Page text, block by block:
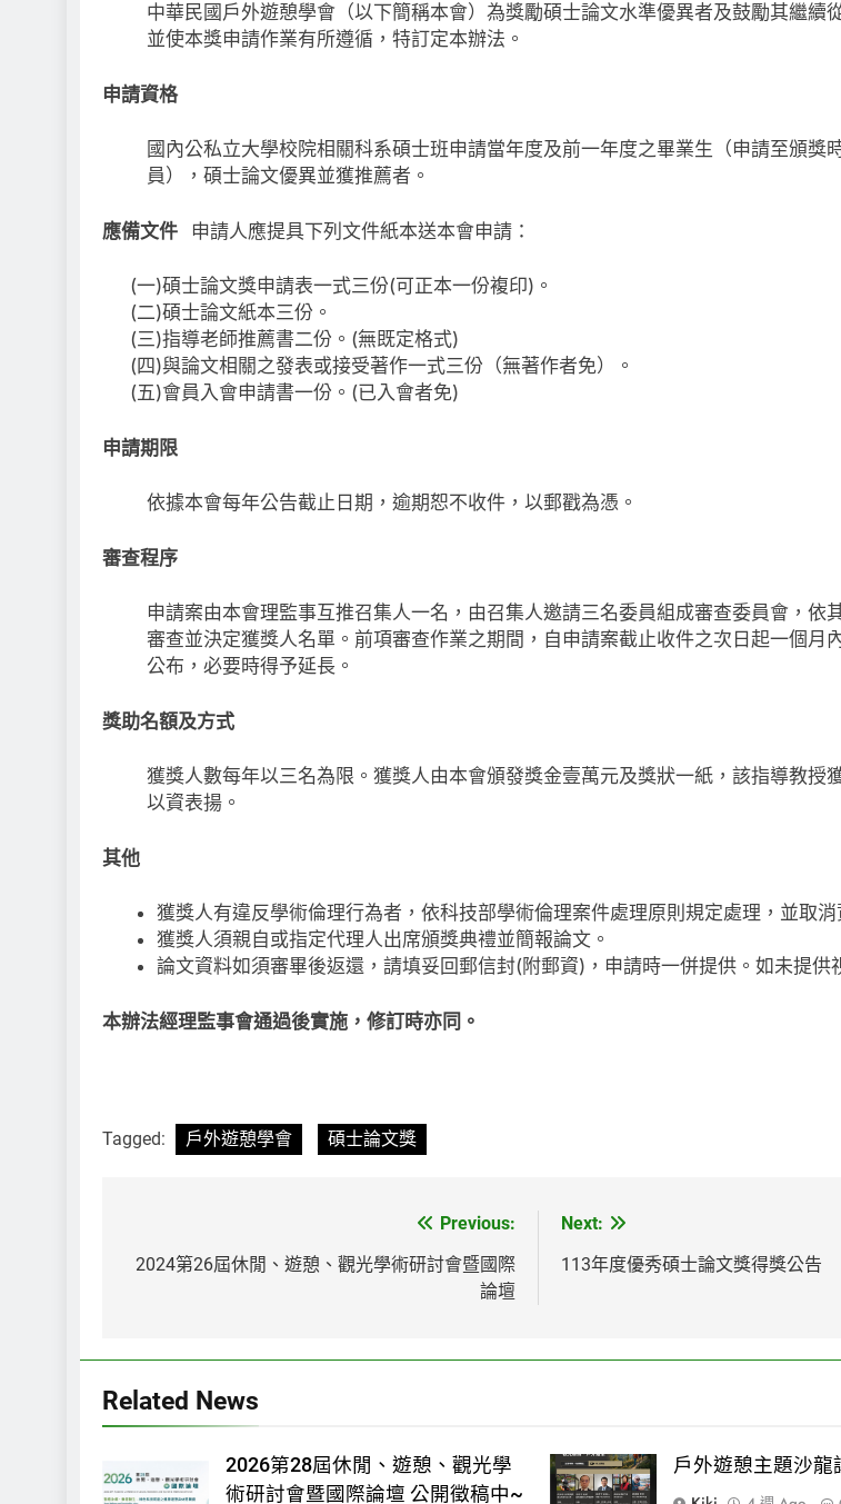
中華民國戶外遊憩學會（以下簡稱本會）為獎勵碩士論文水準優異者及鼓勵其繼續
並使本獎申請作業有所遵循，特訂定本辦法。
申請資格
國內公私立大學校院相關科系碩士班申請當年度及前一年度之畢業生（申請至頒獎
員），碩士論文優異並獲推薦者。
應備文件 申請人應提具下列文件紙本送本會申請：
(一)碩士論文獎申請表一式三份(可正本一份複印)。
(二)碩士論文紙本三份。
(三)指導老師推薦書二份。(無既定格式)
(四)與論文相關之發表或接受著作一式三份（無著作者免）。
(五)會員入會申請書一份。(已入會者免)
申請期限
依據本會每年公告截止日期，逾期恕不收件，以郵戳為憑。
審查程序
申請案由本會理監事互推召集人一名，由召集人邀請三名委員組成審查委員會，依
審查並決定獲獎人名單。前項審查作業之期間，自申請案截止收件之次日起一個月
公布，必要時得予延長。
獎助名額及方式
獲獎人數每年以三名為限。獲獎人由本會頒發獎金壹萬元及獎狀一紙，該指導教授
以資表揚。
其他
獲獎人有違反學術倫理行為者，依科技部學術倫理案件處理原則規定處理，並取消
獲獎人須親自或指定代理人出席頒獎典禮並簡報論文。
論文資料如須審畢後返還，請填妥回郵信封(附郵資)，申請時一併提供。如未提供
本辦法經理監事會通過後實施，修訂時亦同。
Tagged: 戶外遊憩學會 碩士論文獎
章
Previous:
2024第26屆休閒、遊憩、觀光學術研討會暨國際
論壇
Next:
113年度優秀碩士論文獎得獎公告
Related News
2026第28屆休閒、遊憩、觀光學
術研討會暨國際論壇 公開徵稿中~
戶外遊憩主題沙龍